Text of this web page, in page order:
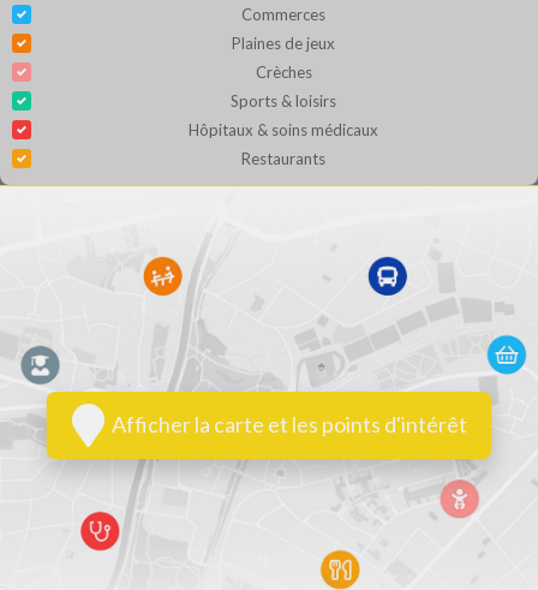
Commerces
Plaines de jeux
Crèches
Sports & loisirs
Hôpitaux & soins médicaux
Restaurants
Afficher la carte et les points d'intérêt